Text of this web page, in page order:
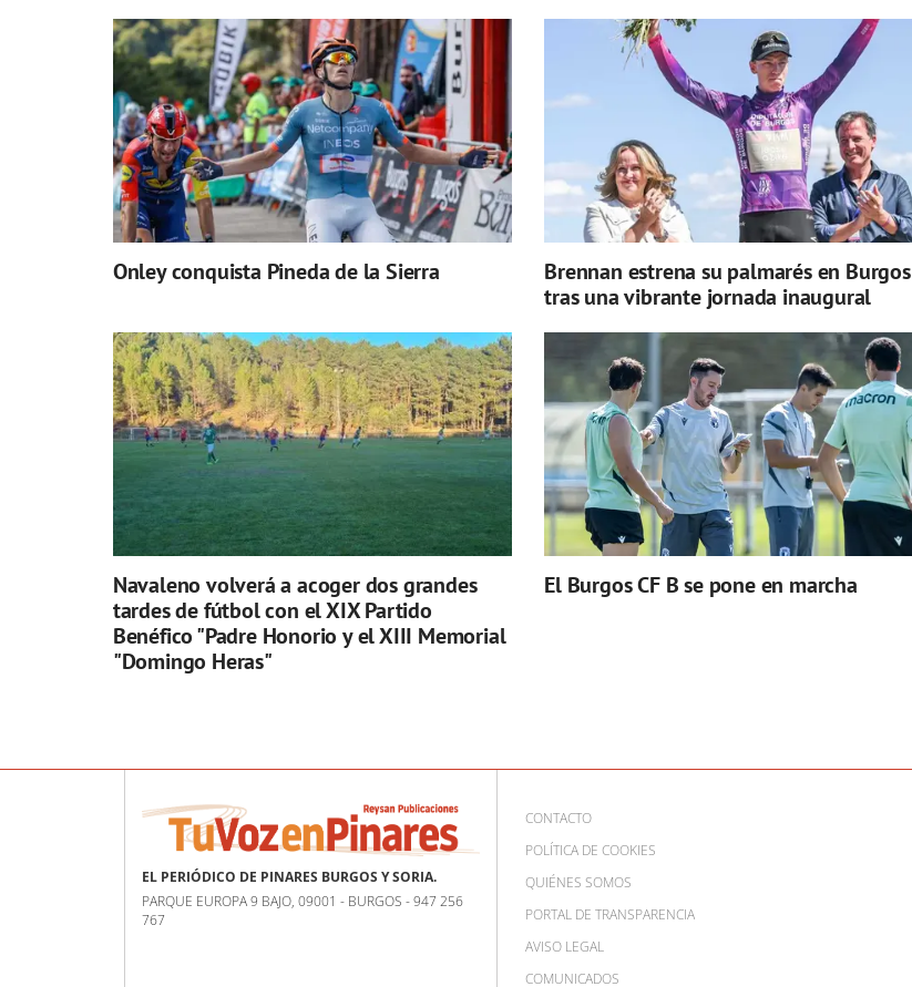
Onley conquista Pineda de la Sierra
Brennan estrena su palmarés en Burgos
tras una vibrante jornada inaugural
Navaleno volverá a acoger dos grandes
tardes de fútbol con el XIX Partido
Benéfico "Padre Honorio y el XIII Memorial
"Domingo Heras"
El Burgos CF B se pone en marcha
EL PERIÓDICO DE PINARES BURGOS Y SORIA.
PARQUE EUROPA 9 BAJO, 09001 - BURGOS - 947 256
767
CONTACTO
POLÍTICA DE COOKIES
QUIÉNES SOMOS
PORTAL DE TRANSPARENCIA
AVISO LEGAL
COMUNICADOS